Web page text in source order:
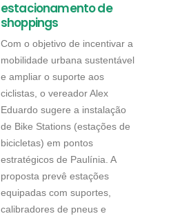
estacionamento de
shoppings
Com o objetivo de incentivar a
mobilidade urbana sustentável
e ampliar o suporte aos
ciclistas, o vereador Alex
Eduardo sugere a instalação
de Bike Stations (estações de
bicicletas) em pontos
estratégicos de Paulínia. A
proposta prevê estações
equipadas com suportes,
calibradores de pneus e